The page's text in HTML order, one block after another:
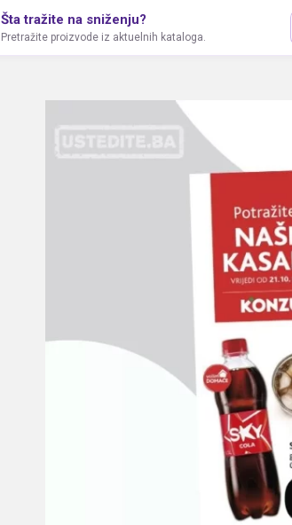
Šta tražite na sniženju?
Pretražite proizvode iz aktuelnih kataloga.